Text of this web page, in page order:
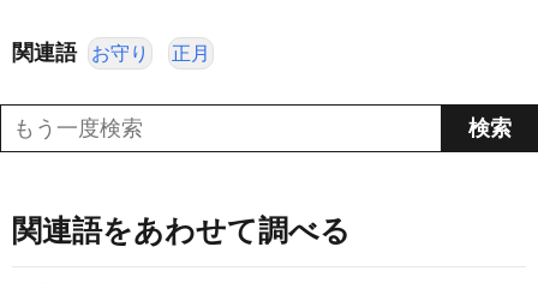
関連語 お守り 正月
関連語をあわせて調べる